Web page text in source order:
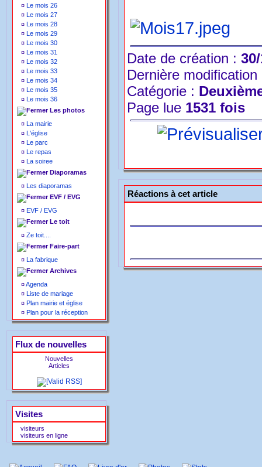
¤ Le mois 26
¤ Le mois 27
¤ Le mois 28
¤ Le mois 29
¤ Le mois 30
¤ Le mois 31
¤ Le mois 32
¤ Le mois 33
¤ Le mois 34
¤ Le mois 35
¤ Le mois 36
Les photos
¤ La mairie
¤ L'église
¤ Le parc
¤ Le repas
¤ La soiree
Diaporamas
¤ Les diaporamas
EVF / EVG
¤ EVF / EVG
Le toit
¤ Ze toit....
Faire-part
¤ La fabrique
Archives
¤Agenda
¤ Liste de mariage
¤ Plan mairie et église
¤ Plan pour la réception
Flux de nouvelles
Nouvelles
Articles
Visites
visiteurs
visiteurs en ligne
Date de création :
Dernière
Catégorie :
Page lue 1531 fois
Réactions à cet article